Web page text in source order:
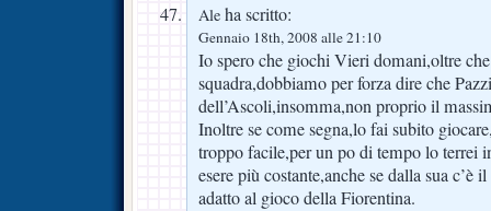
Ale ha scritto:
Gennaio 18th, 2008 alle 21:10
Io spero che giochi Vieri domani,oltre
squadra,dobbiamo per forza dire che
dell’Ascoli,insomma,non proprio il
Inoltre se come segna,lo fai subito
troppo facile,per un po di tempo lo terrei
esere più costante,anche se dalla sua c’è
adatto al gioco della Fiorentina.